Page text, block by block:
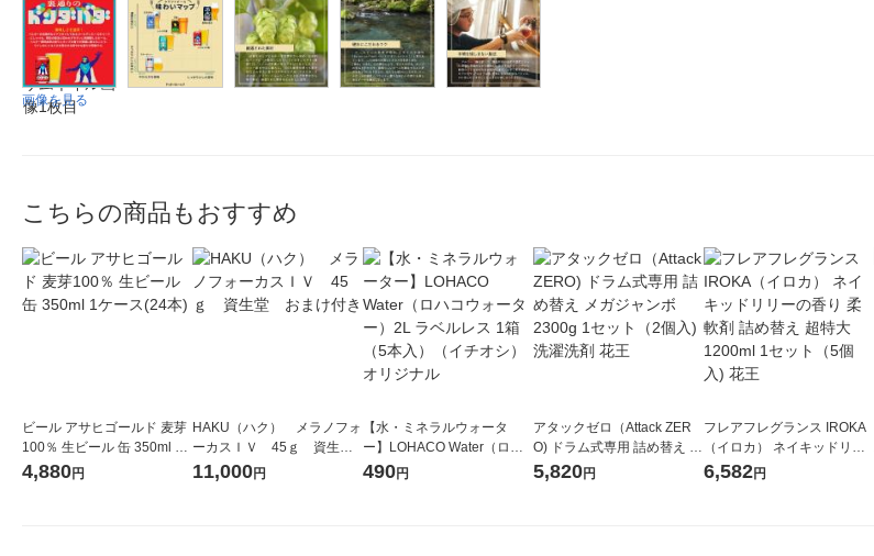
画像を見る
こちらの商品もおすすめ
ビール アサヒゴールド 麦芽
100％ 生ビール 缶 350ml 1
ケース(24本)
4,880円
HAKU（ハク） メラノフォ
ーカスＩＶ 45ｇ 資生
堂 おまけ付き
11,000円
【水・ミネラルウォータ
ー】LOHACO Water（ロハ
コウォーター）2L ラベルレ
490円
アタックゼロ（Attack ZER
O) ドラム式専用 詰め替え メ
ガジャンボ 2300g 1セット
（2個入) 洗濯洗剤 花王
5,820円
フレアフレグランス IROKA
（イロカ） ネイキッドリリ
ーの香り 柔軟剤 詰め替え 超
特大 1200ml 1セット（5個
6,582円